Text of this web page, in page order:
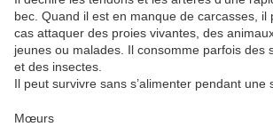
bec. Quand il est en manque de carcasses, il
cas attaquer des proies vivantes, des
jeunes ou malades. Il consomme parfois des
et des insectes.
Il peut survivre sans s’alimenter pendant une
Mœurs